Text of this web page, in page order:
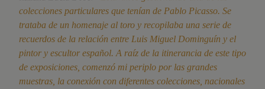
colecciones particulares que tenían de Pablo Picasso. Se
trataba de un homenaje al toro y recopilaba una serie de
recuerdos de la relación entre Luis Miguel Dominguín y el
pintor y escultor español. A raíz de la itinerancia de este tipo
de exposiciones, comenzó mi periplo por las grandes
muestras, la conexión con diferentes colecciones, nacionales